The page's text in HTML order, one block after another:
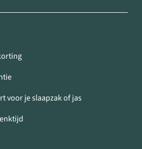
voor je slaapzak of jas